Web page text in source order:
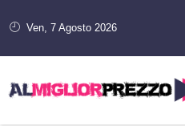
Ven, 7 Agosto 2026